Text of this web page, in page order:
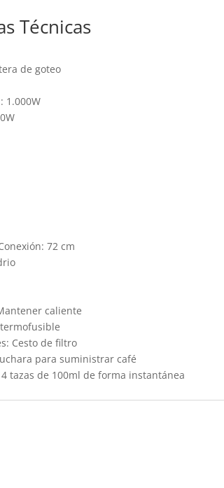
Técnicas
de goteo
1.000W
72 cm
caliente
Cesto de filtro
para suministrar café
tazas de 100ml de forma instantánea